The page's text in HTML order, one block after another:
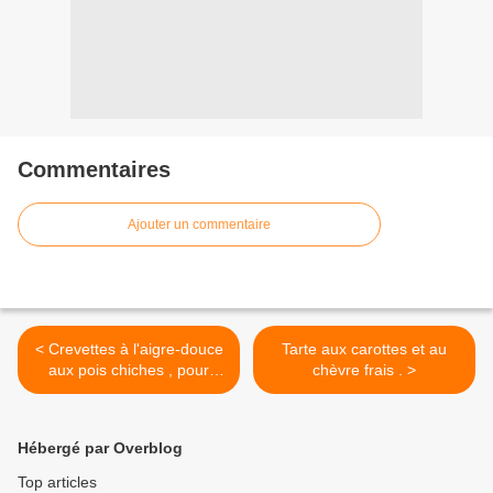
Commentaires
Ajouter un commentaire
< Crevettes à l'aigre-douce
aux pois chiches , pour
apéro dinatoire .
Tarte aux carottes et au
chèvre frais . >
Hébergé par Overblog
Top articles